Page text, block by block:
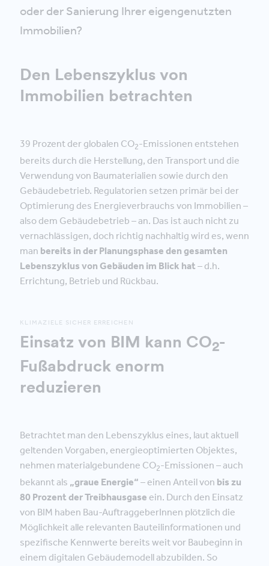
oder der Sanierung Ihrer eigengenutzten
Immobilien?
Den Lebenszyklus von
Immobilien betrachten
39 Prozent der globalen CO2-Emissionen entstehen
bereits durch die Herstellung, den Transport und die
Verwendung von Baumaterialien sowie durch den
Gebäudebetrieb. Regulatorien setzen primär bei der
Optimierung des Energieverbrauchs von Immobilien –
also dem Gebäudebetrieb – an. Das ist auch nicht zu
vernachlässigen, doch richtig nachhaltig wird es, wenn
man bereits in der Planungsphase den gesamten
Lebenszyklus von Gebäuden im Blick hat – d.h.
Errichtung, Betrieb und Rückbau.
KLIMAZIELE SICHER ERREICHEN
Einsatz von BIM kann CO2-
Fußabdruck enorm
reduzieren
Betrachtet man den Lebenszyklus eines, laut aktuell
geltenden Vorgaben, energieoptimierten Objektes,
nehmen materialgebundene CO2-Emissionen – auch
bekannt als „graue Energie“ – einen Anteil von bis zu
80 Prozent der Treibhausgase ein. Durch den Einsatz
von BIM haben Bau-AuftraggeberInnen plötzlich die
Möglichkeit alle relevanten Bauteilinformationen und
spezifische Kennwerte bereits weit vor Baubeginn in
einem digitalen Gebäudemodell abzubilden. So